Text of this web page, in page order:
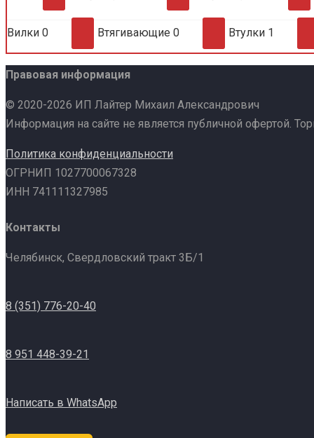
Вилки 0 Втягивающие 0 Втулки 1
Правовая информация
© 2020-2026 ИП Лайтер Михаил Александрович
Информация на сайте не является публичной офертой.
Политика конфиденциальности
ОГРНИП 1027700067328
ИНН 741111327985
Контакты
Челябинск, Свердловский тракт 3Б/1
8 (351) 776-20-40
8 951 448-39-21
Написать в WhatsApp